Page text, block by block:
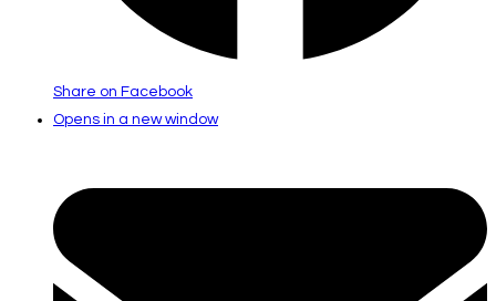
Share on Facebook
Opens in a new window